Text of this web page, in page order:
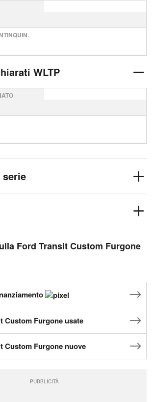
WLTP
Ford Transit Custom Furgone
Custom Furgone usate
Custom Furgone nuove
PUBBLICITÀ